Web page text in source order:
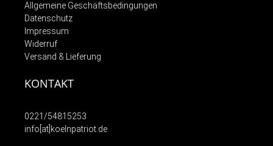
Allgemeine Geschäftsbedingungen
Datenschutz
Impressum
Widerruf
Versand & Lieferung
KONTAKT
0221/54815253
info[at]koelnpatriot.de